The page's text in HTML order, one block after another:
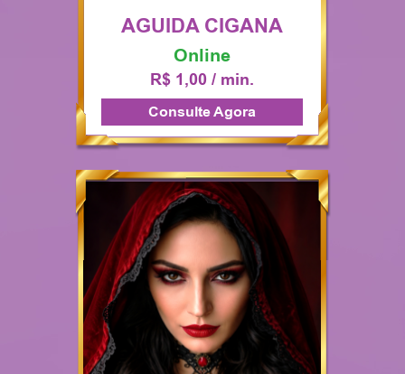
AGUIDA CIGANA
Online
R$ 1,00 / min.
Consulte Agora